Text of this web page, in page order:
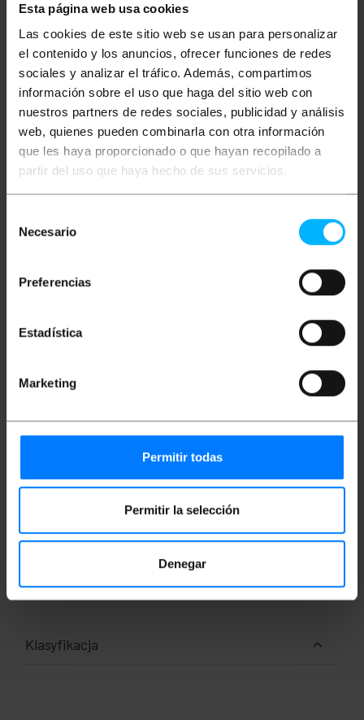
Esta página web usa cookies
Las cookies de este sitio web se usan para personalizar
el contenido y los anuncios, ofrecer funciones de redes
sociales y analizar el tráfico. Además, compartimos
información sobre el uso que haga del sitio web con
nuestros partners de redes sociales, publicidad y análisis
web, quienes pueden combinarla con otra información
que les haya proporcionado o que hayan recopilado a
partir del uso que haya hecho de sus servicios.
Necesario
Preferencias
Estadística
Marketing
Permitir todas
Permitir la selección
Denegar
Więcej informacji
Opis
Miniaturowa pułapka na owady LED z wbudowanym
wentylatorem, zaprojektowana tak, aby skutecznie
przyciągać i łapać komary bez użycia środków
chemicznych lub wydzielania zapachów. Idealne do
wnętrz, takich jak sypialnie, salony lub biura,
urządzenie to obejmuje do 50 m² i jest wyposażone
Okular
Wyjmowany dolny syfon ułatwiający
czyszczenie
Obszar pokrycia: do 50 m²
Stopień ochrony: IPX0 (do użytku wewnątrz
pomieszczeń)
Miary i wagi
Waga brutto: 394 g
Wymiary produktu (szerokość x głębokość x
wysokość): 8.0 x 10.0 x 18.0 cm
Środki w pakiecie: 20.0 x 13.0 x 9.0 cm
Klasyfikacja